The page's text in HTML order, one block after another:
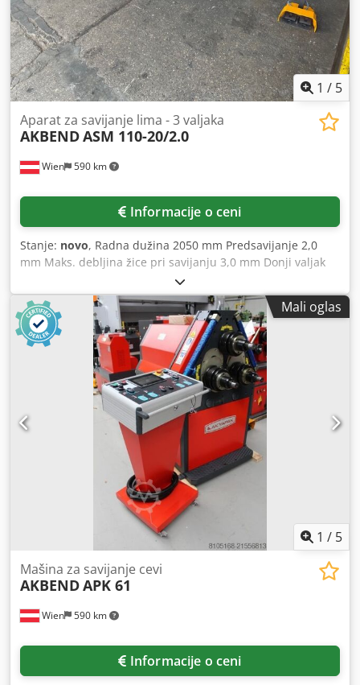
1 / 5
Wien 590 km
Aparat za savijanje lima - 3 valjaka
AKBENDASM 110-20/2.0
Informacije o ceni
Stanje: novo, Radna dužina 2050 mm Predsavijanje 2,0
mm Maks. debljina žice pri savijanju 3,0 mm Donji valjak
110 mm Min. prečnik savijanja 165 mm Snaga motora 22
kW Brzina savijanja 5,2 mm/min Dužina 3150 mm Visina
1150 mm Širina 850 mm Standardna oprema: -Kućište
mašine od livenog gvožđa -Elektromotorno pokretano
savijanje -Ručno podizanje i spuštanje zadnjeg valjka
pomoću ručnog točka Chsdpfx Apsyv N Dwsnoa -Glavni
motor sa kočnicom -Gornji valjak koji se može otvoriti u
stranu -Konusni uređaj za savijanje -Pokretna komandna
tabla i nožna pedala odvojene od mašine -CE usklađenost
Opcionalna oprema: -Indukciono kaljeni valjci -Podizanje i
spuštanje zadnjeg valjka elektromotorom -Digitalni prikaz
položaja zadnjeg valjka
Mali oglas
1 / 5
Wien 590 km
Mašina za savijanje cevi
AKBENDAPK 61
Informacije o ceni